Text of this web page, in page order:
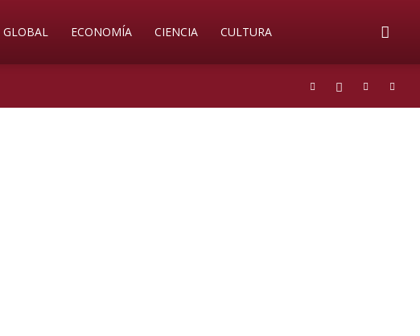
GLOBAL ECONOMÍA CIENCIA CULTURA